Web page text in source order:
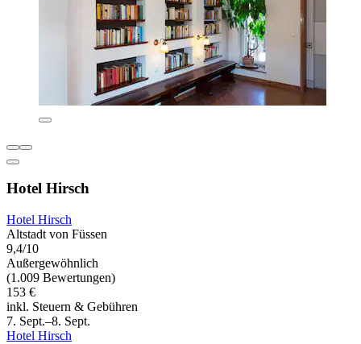
Hotel Hirsch
Hotel Hirsch
Altstadt von Füssen
9,4/10
Außergewöhnlich
(1.009 Bewertungen)
153 €
inkl. Steuern & Gebühren
7. Sept.–8. Sept.
Hotel Hirsch